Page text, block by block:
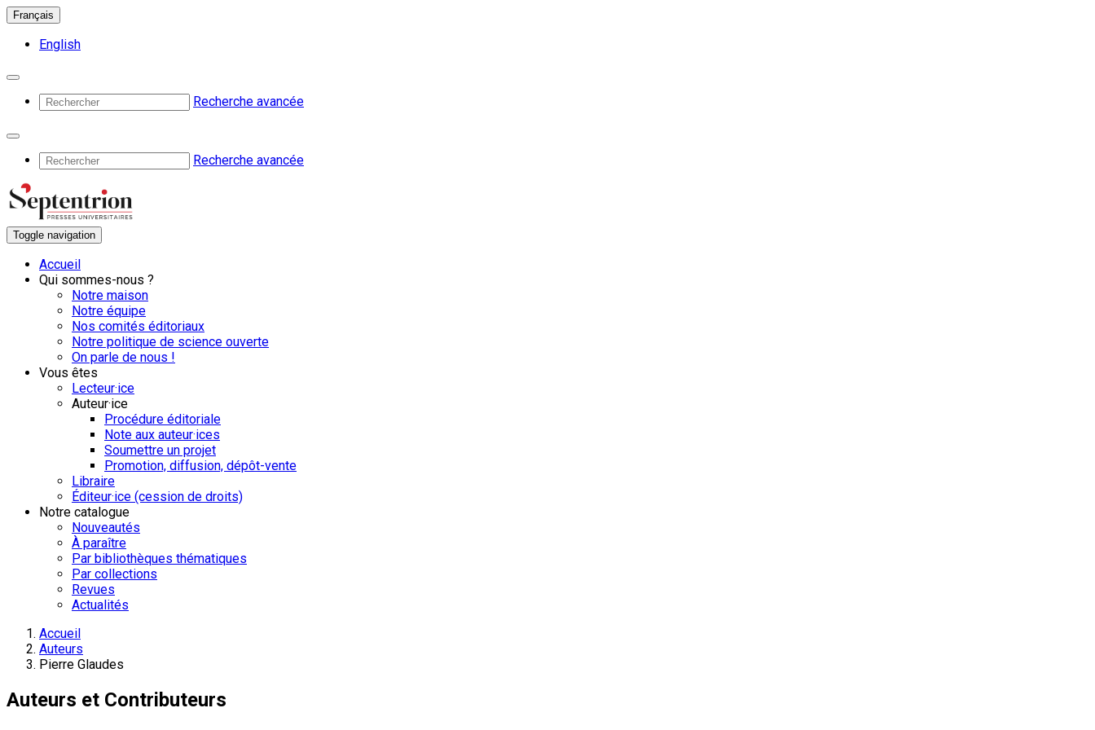
Français
English
Recherche avancée
Recherche avancée
Toggle navigation
Accueil
Qui sommes-nous ?
Notre maison
Notre équipe
Nos comités éditoriaux
Notre politique de science ouverte
On parle de nous !
Vous êtes
Lecteur·ice
Auteur·ice
Procédure éditoriale
Note aux auteur·ices
Soumettre un projet
Promotion, diffusion, dépôt-vente
Libraire
Éditeur·ice (cession de droits)
Notre catalogue
Nouveautés
À paraître
Par bibliothèques thématiques
Par collections
Revues
Actualités
Accueil
Auteurs
Pierre Glaudes
Auteurs et Contributeurs